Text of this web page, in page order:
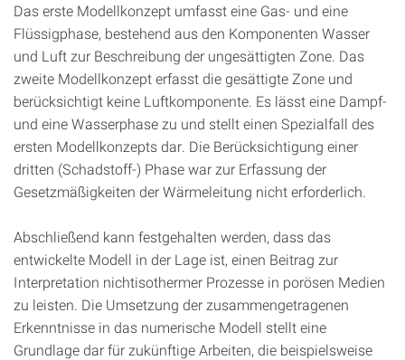
Das erste Modellkonzept umfasst eine Gas- und eine
Flüssigphase, bestehend aus den Komponenten Wasser
und Luft zur Beschreibung der ungesättigten Zone. Das
zweite Modellkonzept erfasst die gesättigte Zone und
berücksichtigt keine Luftkomponente. Es lässt eine Dampf-
und eine Wasserphase zu und stellt einen Spezialfall des
ersten Modellkonzepts dar. Die Berücksichtigung einer
dritten (Schadstoff-) Phase war zur Erfassung der
Gesetzmäßigkeiten der Wärmeleitung nicht erforderlich.
Abschließend kann festgehalten werden, dass das
entwickelte Modell in der Lage ist, einen Beitrag zur
Interpretation nichtisothermer Prozesse in porösen Medien
zu leisten. Die Umsetzung der zusammengetragenen
Erkenntnisse in das numerische Modell stellt eine
Grundlage dar für zukünftige Arbeiten, die beispielsweise